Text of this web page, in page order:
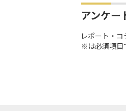
アンケー
レポート・
※は必須項目